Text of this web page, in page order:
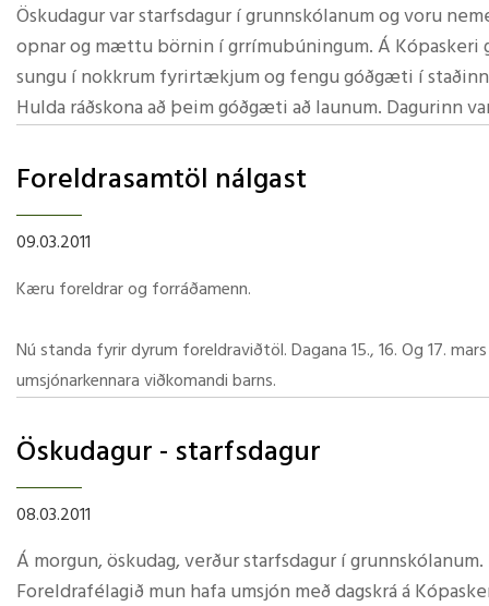
gert eitthvað eftir eigin hönnun. Meðal þess sem varð
og griparmar.
Myndir eru hér
Öskudagur var starfsdagur í grunnskólanum og voru
opnar og mættu börnin í grrímubúningum. Á
sungu í nokkrum fyrirtækjum og fengu góðgæti í
Hulda ráðskona að þeim góðgæti að launum. Dagurinn
Grunnskólanemendur hittust við búðina á Kópaskeri
foreldrum og Björn Leifsson þandi nikkuna að venju.
myndum þá væru þær vel þegnar.
Foreldrasamtöl nálgast
09.03.2011
Kæru foreldrar og forráðamenn.
Nú standa fyrir dyrum foreldraviðtöl. Dagana 15., 16. Og 17.
umsjónarkennara viðkomandi barns.
Báðar leikskóladeildirnar, í Lundi og á Kópaskeri, verða opnar í
Starfsfólk við leikskóladeild Lundar í sumar verða þær Silja
viðveru að miklu leyti í leikæfingar og undirbúning og litast
Öskudagur - starfsdagur
08.03.2011
Á morgun, öskudag, verður starfsdagur í
Foreldrafélagið mun hafa umsjón með dagskrá á